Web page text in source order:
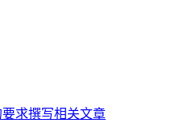
求撰写相关文章